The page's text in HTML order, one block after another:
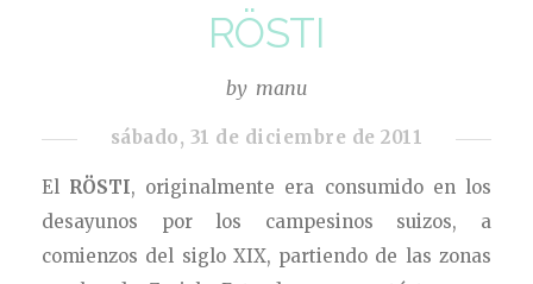
RÖSTI
by manu
sábado, 31 de diciembre de 2011
El RÖSTI, originalmente era consumido en los
desayunos por los campesinos suizos, a
comienzos del siglo XIX, partiendo de las zonas